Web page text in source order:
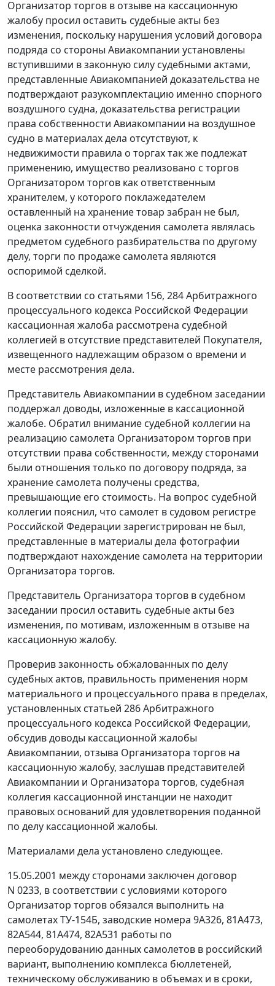
Организатор торгов в отзыве на кассационную
жалобу просил оставить судебные акты без
изменения, поскольку нарушения условий договора
подряда со стороны Авиакомпании установлены
вступившими в законную силу судебными актами,
представленные Авиакомпанией доказательства не
подтверждают разукомплектацию именно спорного
воздушного судна, доказательства регистрации
права собственности Авиакомпании на воздушное
судно в материалах дела отсутствуют, к
недвижимости правила о торгах так же подлежат
применению, имущество реализовано с торгов
Организатором торгов как ответственным
хранителем, у которого поклажедателем
оставленный на хранение товар забран не был,
оценка законности отчуждения самолета являлась
предметом судебного разбирательства по другому
делу, торги по продаже самолета являются
оспоримой сделкой.
В соответствии со статьями 156, 284Арбитражного
процессуального кодекса Российской Федерации
кассационная жалоба рассмотрена судебной
коллегией в отсутствие представителей Покупателя,
извещенного надлежащим образом о времени и
месте рассмотрения дела.
Представитель Авиакомпании в судебном заседании
поддержал доводы, изложенные в кассационной
жалобе. Обратил внимание судебной коллегии на
реализацию самолета Организатором торгов при
отсутствии права собственности, между сторонами
были отношения только по договору подряда, за
хранение самолета получены средства,
превышающие его стоимость. На вопрос судебной
коллегии пояснил, что самолет в судовом регистре
Российской Федерации зарегистрирован не был,
представленные в материалы дела фотографии
подтверждают нахождение самолета на территории
Организатора торгов.
Представитель Организатора торгов в судебном
заседании просил оставить судебные акты без
изменения, по мотивам, изложенным в отзыве на
кассационную жалобу.
Проверив законность обжалованных по делу
судебных актов, правильность применения норм
материального и процессуального права в пределах,
установленных статьей 286Арбитражного
процессуального кодекса Российской Федерации,
обсудив доводы кассационной жалобы
Авиакомпании, отзыва Организатора торгов на
кассационную жалобу, заслушав представителей
Авиакомпании и Организатора торгов, судебная
коллегия кассационной инстанции не находит
правовых оснований для удовлетворения поданной
по делу кассационной жалобы.
Материалами дела установлено следующее.
15.05.2001 между сторонами заключен договор
N 0233, в соответствии с условиями которого
Организатор торгов обязался выполнить на
самолетах ТУ-154Б, заводские номера 9А326, 81А473,
82А544, 81А474, 82А531 работы по
переоборудованию данных самолетов в российский
вариант, выполнению комплекса бюллетеней,
техническому обслуживанию в объемах и в сроки,